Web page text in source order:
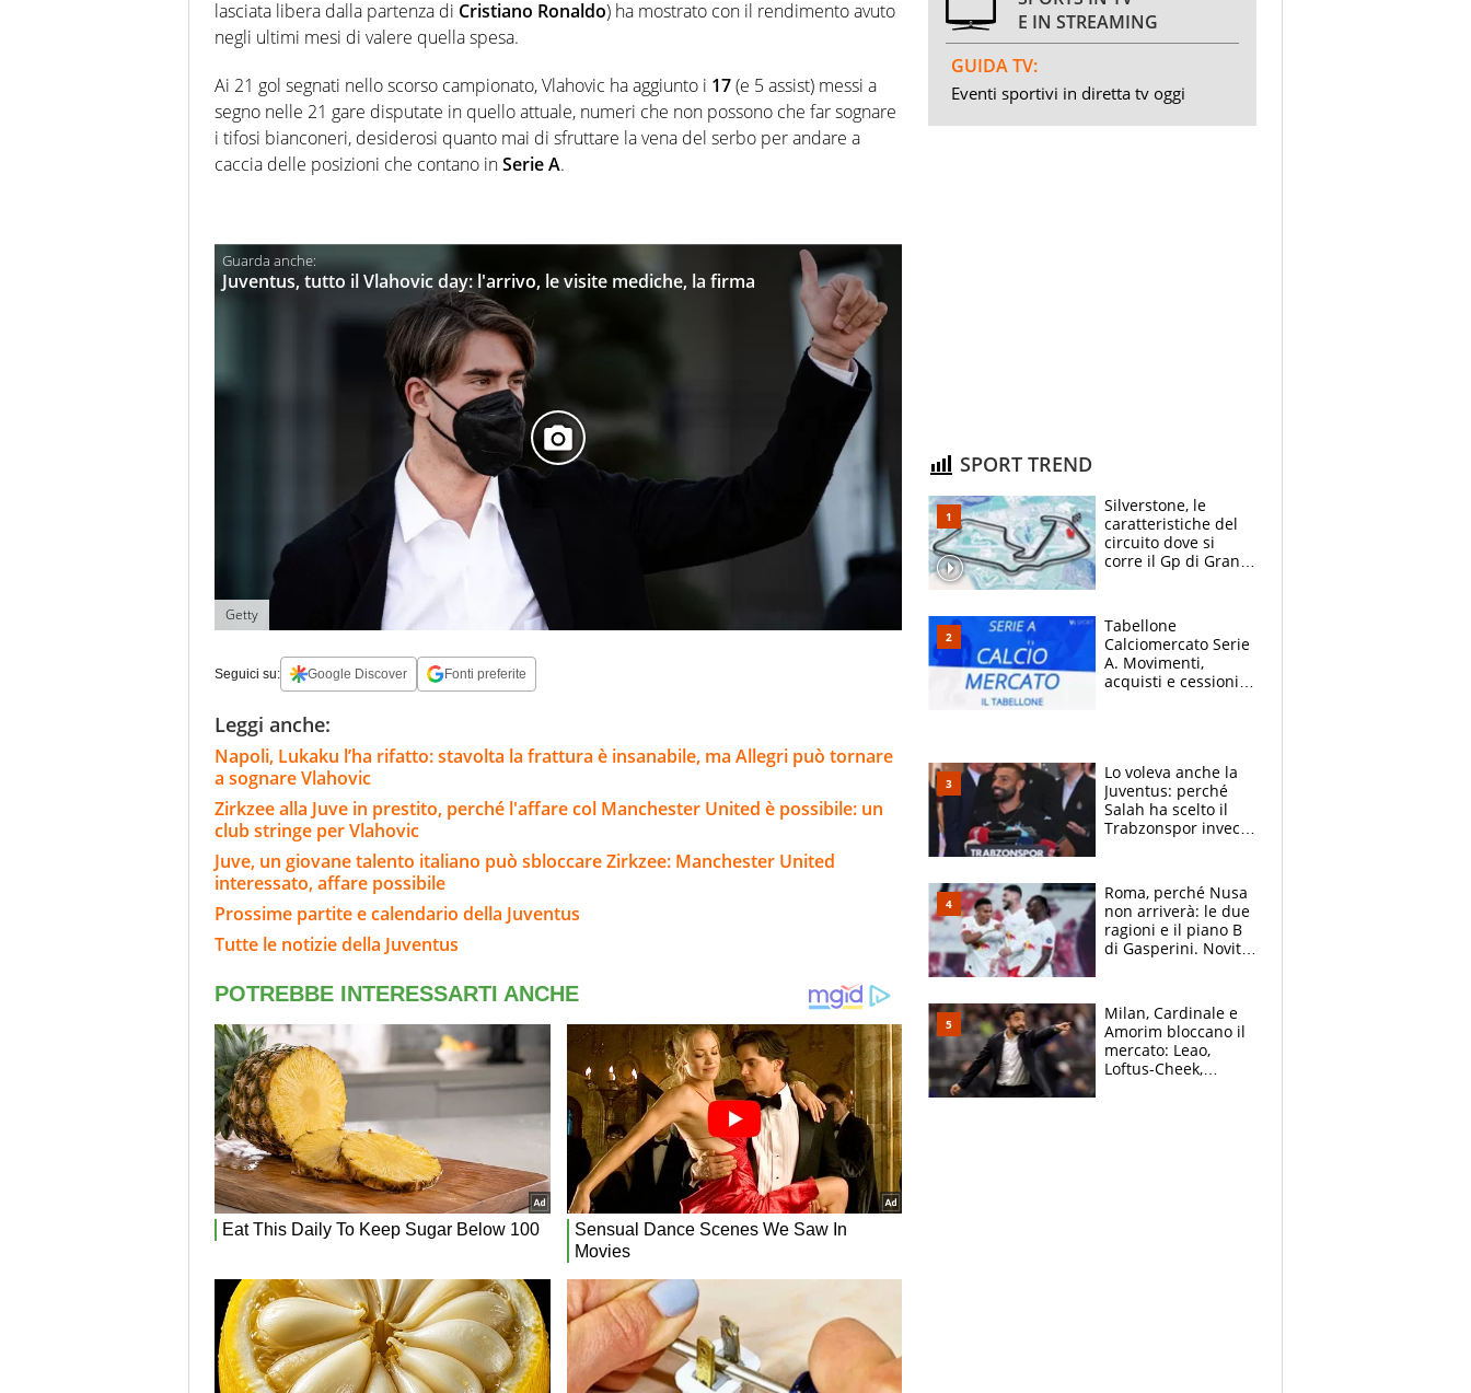
lasciata libera dalla partenza di Cristiano Ronaldo) ha mostrato con il rendimento avuto
negli ultimi mesi di valere quella spesa.
Ai 21 gol segnati nello scorso campionato, Vlahovic ha aggiunto i 17(e 5 assist) messi a
segno nelle 21 gare disputate in quello attuale, numeri che non possono che far sognare
i tifosi bianconeri, desiderosi quanto mai di sfruttare la vena del serbo per andare a
caccia delle posizioni che contano inSerie A.
Juventus, tutto il Vlahovic day: l'arrivo, le visite mediche, la firma
Getty
Seguici su: Google Discover Fonti preferite
Leggi anche:
Napoli, Lukaku l’ha rifatto: stavolta la frattura è insanabile, ma Allegri può tornare
a sognare Vlahovic
Zirkzee alla Juve in prestito, perché l'affare col Manchester United è possibile: un
club stringe per Vlahovic
Juve, un giovane talento italiano può sbloccare Zirkzee: Manchester United
interessato, affare possibile
Prossime partite e calendario della Juventus
Tutte le notizie della Juventus
E IN STREAMING
GUIDA TV:
Eventi sportivi in diretta tv oggi
SPORT TREND
Silverstone, le
caratteristiche del
circuito dove si
corre il Gp di Gran
Tabellone
Calciomercato Serie
A. Movimenti,
acquisti e cessioni:
Lo voleva anche la
Juventus: perché
Salah ha scelto il
Trabzonspor invece
Roma, perché Nusa
non arriverà: le due
ragioni e il piano B
di Gasperini. Novità
Milan, Cardinale e
Amorim bloccano il
mercato: Leao,
Loftus-Cheek,